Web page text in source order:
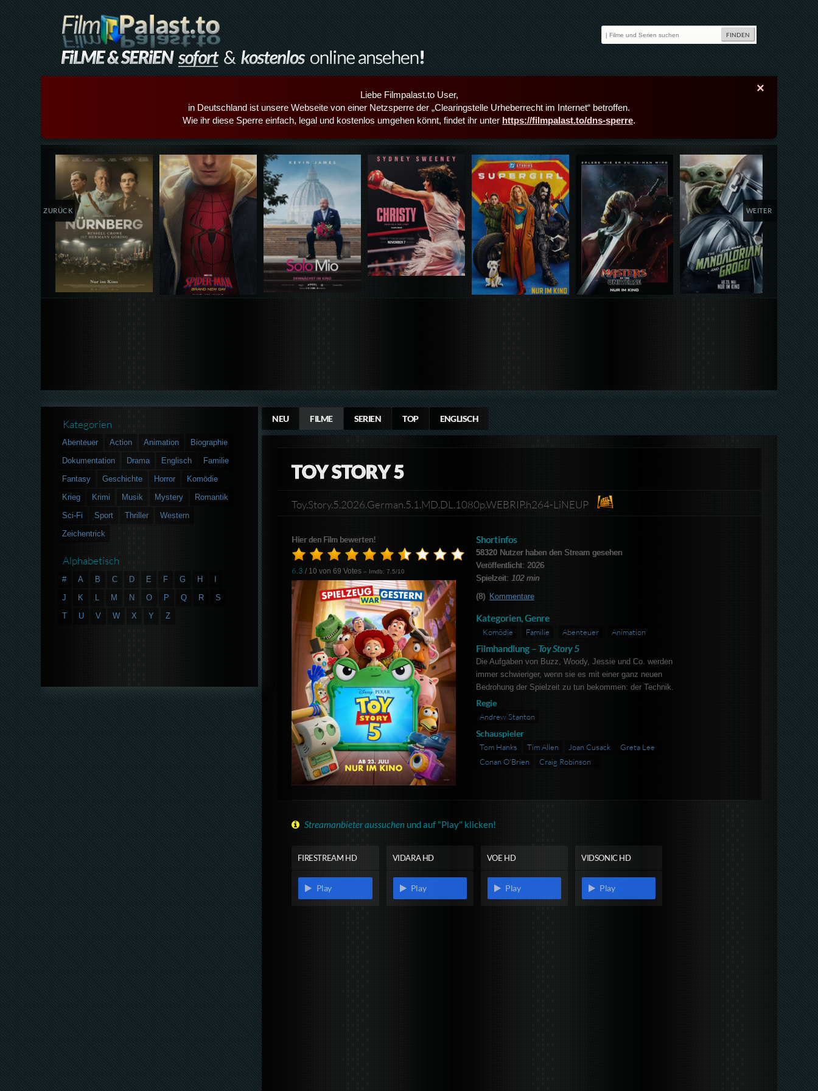
×
Liebe Filmpalast.to User,
in Deutschland ist unsere Webseite von einer Netzsperre der „Clearingstelle Urheberrecht im Internet“ betroffen.
Wie ihr diese Sperre einfach, legal und kostenlos umgehen könnt, findet ihr unter https://filmpalast.to/dns-sperre.
Details,Play Details,Play Details,Play Details,Play Details,Play Details,Play Details,Play
ZURÜCK WEITER
NEU FILME SERIEN TOP ENGLISCH
TOY STORY 5
Toy.Story.5.2026.German.5.1.MD.DL.1080p.WEBRIP.h264-LiNEUP​
Hier den Film bewerten!
6.3 / 10 von69 Votes – Imdb: 7.5/10
Shortinfos
58320Nutzer haben den Stream gesehen
Veröffentlicht: 2026
Spielzeit: 102 min
(8) Kommentare
Kategorien, Genre
Komödie Familie Abenteuer Animation
Filmhandlung – Toy Story 5
Die Aufgaben von Buzz, Woody, Jessie und Co. werden
immer schwieriger, wenn sie es mit einer ganz neuen
Bedrohung der Spielzeit zu tun bekommen: der Technik.
Regie
Andrew Stanton
Schauspieler
Tom Hanks Tim Allen Joan Cusack
Greta Lee
Conan O'Brien
Craig Robinson
Streamanbieter aussuchen und auf "Play" klicken!
FIRESTREAM HD
Play
VIDARA HD
Play
VOE HD
Play
VIDSONIC HD
Play
Kategorien
Abenteuer Action Animation
Biographie
Dokumentation
Drama Englisch
Familie
Fantasy
Geschichte Horror
Komödie
Krieg
Krimi Musik Mystery
Romantik
Sci-Fi
Sport Thriller
Western
Zeichentrick
Alphabetisch
# A B C D E F G H
J
K L M N O P Q R
S
T
U V W X Y Z